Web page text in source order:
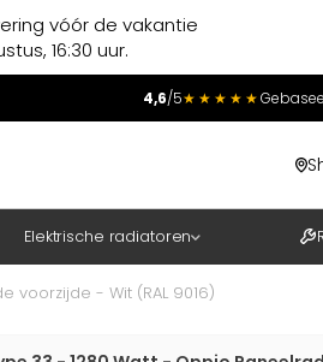
vóór de vakantie
16:30 uur.
4,6/5★★★★★
Elektrische radiatoren
- Wit (RAL 9016)